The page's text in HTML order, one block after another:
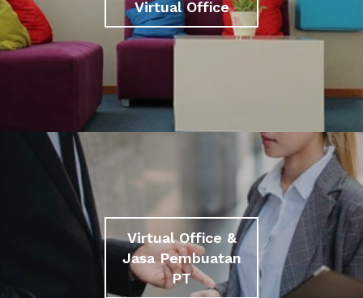
Virtual Office
Virtual Office &
Jasa Pembuatan
PT